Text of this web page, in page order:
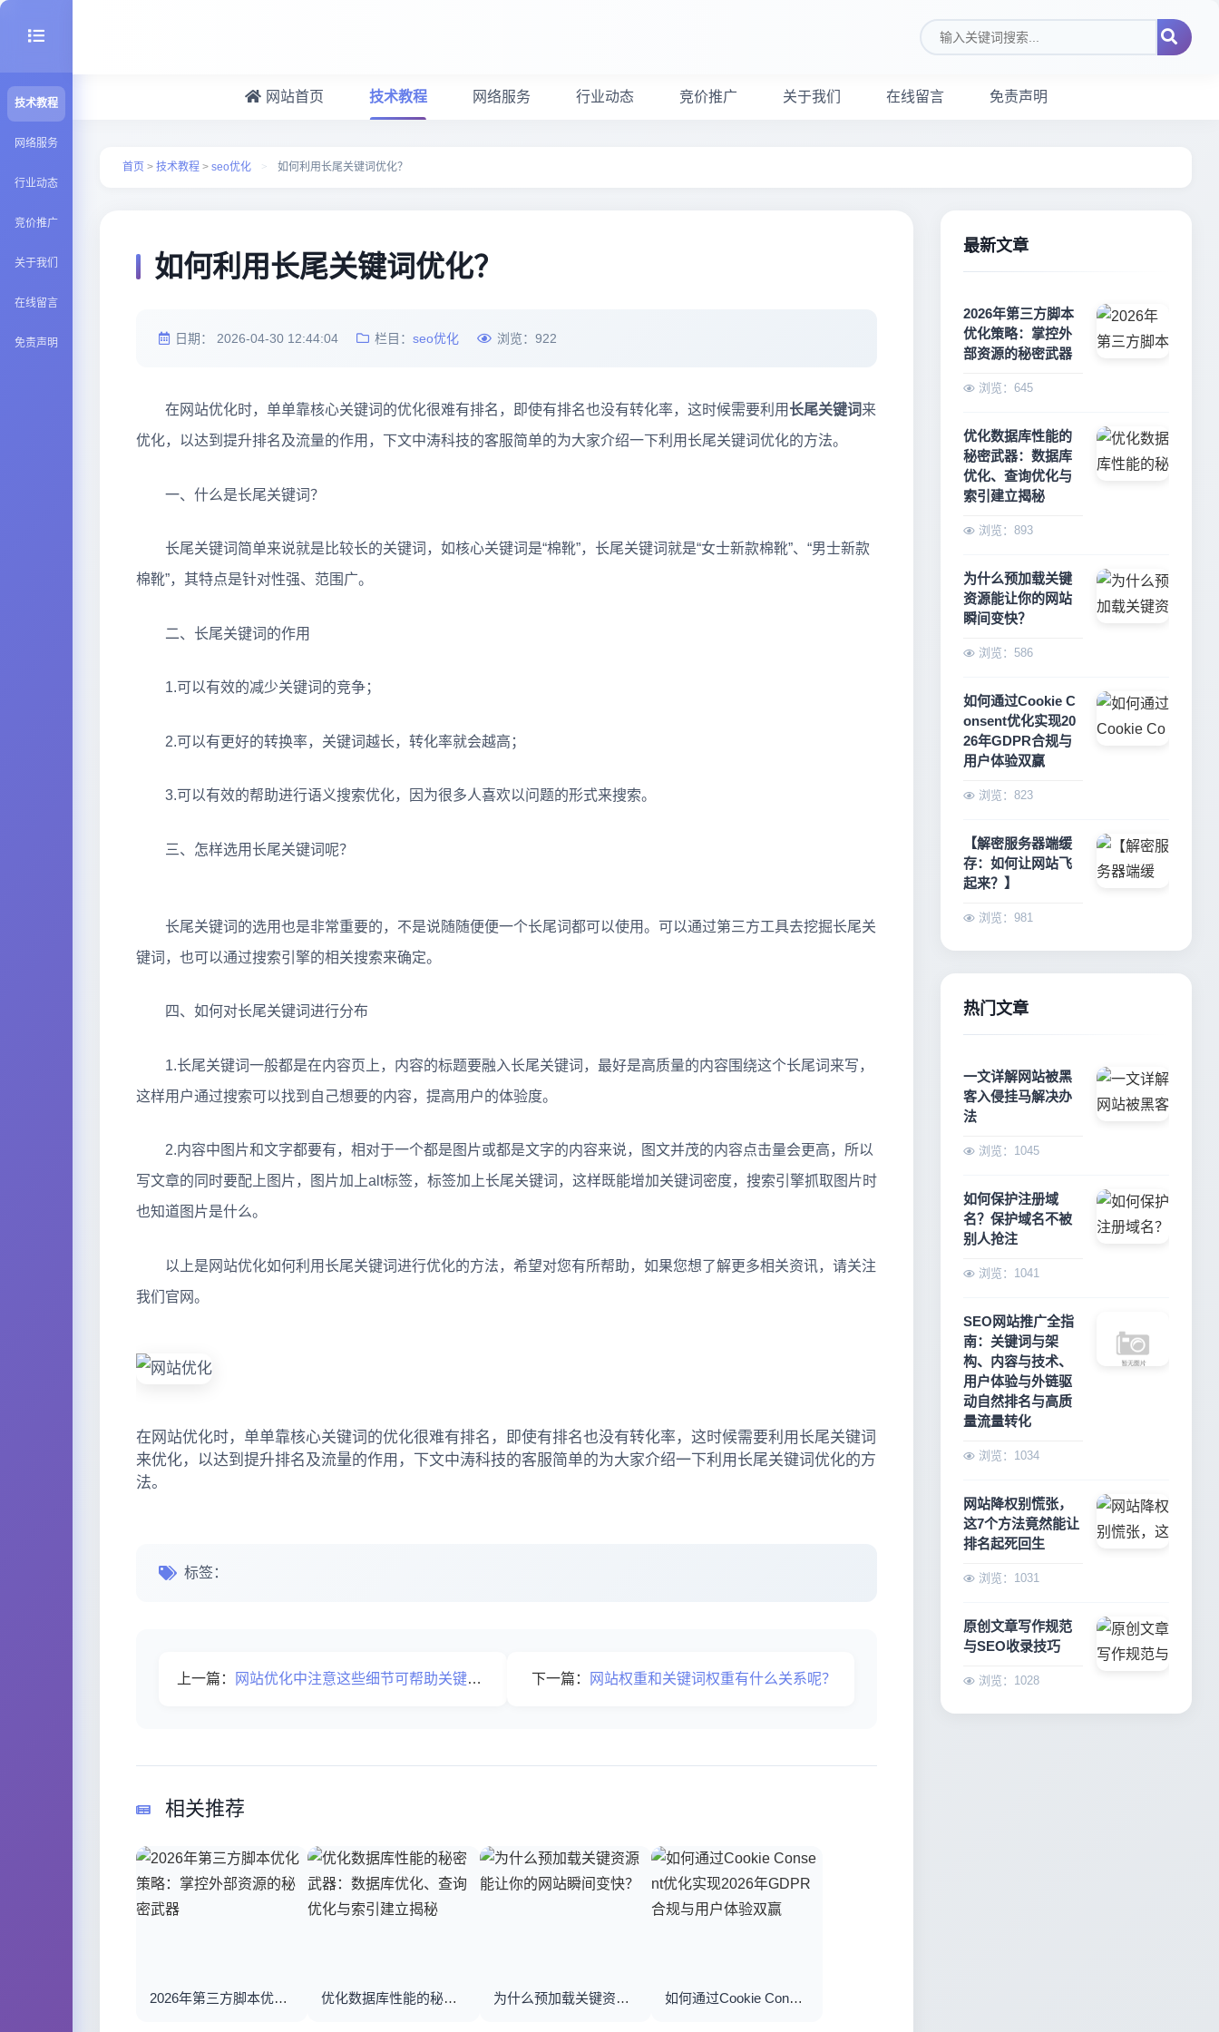
技术教程
seo优化
网络服务
行业动态
竞价推广
关于我们
在线留言
免责声明
搜索关键词
网站首页 技术教程 网络服务 行业动态 竞价推广 关于我们 在线留言 免责声明
首页 > 技术教程 > seo优化 > 如何利用长尾关键词优化？
如何利用长尾关键词优化？
日期： 2026-04-30 12:44:04 栏目： seo优化 浏览： 922
在网站优化时，单单靠核心关键词的优化很难有排名，即使有排名也没有转化率，这时候需要利用 长尾关键词 来
优化，以达到提升排名及流量的作用，下文中涛科技的客服简单的为大家介绍一下利用长尾关键词优化的方法。
一、什么是长尾关键词？
长尾关键词简单来说就是比较长的关键词，如核心关键词是“棉靴”，长尾关键词就是“女士新款棉靴”、“男士新款
棉靴”，其特点是针对性强、范围广。
二、长尾关键词的作用
1.可以有效的减少关键词的竞争；
2.可以有更好的转换率，关键词越长，转化率就会越高；
3.可以有效的帮助进行语义搜索优化，因为很多人喜欢以问题的形式来搜索。
三、怎样选用长尾关键词呢？
长尾关键词的选用也是非常重要的，不是说随随便便一个长尾词都可以使用。可以通过第三方工具去挖掘长尾关
键词，也可以通过搜索引擎的相关搜索来确定。
四、如何对长尾关键词进行分布
1.长尾关键词一般都是在内容页上，内容的标题要融入长尾关键词，最好是高质量的内容围绕这个长尾词来写，
这样用户通过搜索可以找到自己想要的内容，提高用户的体验度。
2.内容中图片和文字都要有，相对于一个都是图片或都是文字的内容来说，图文并茂的内容点击量会更高，所以
写文章的同时要配上图片，图片加上alt标签，标签加上长尾关键词，这样既能增加关键词密度，搜索引擎抓取图片时
也知道图片是什么。
以上是网站优化如何利用长尾关键词进行优化的方法，希望对您有所帮助，如果您想了解更多相关资讯，请关注
我们官网。
在网站优化时，单单靠核心关键词的优化很难有排名，即使有排名也没有转化率，这时候需要利用长尾关键词
来优化，以达到提升排名及流量的作用，下文中涛科技的客服简单的为大家介绍一下利用长尾关键词优化的方
法。
标签：
上一篇： 网站优化中注意这些细节可帮助关键词到首页 下一篇： 网站权重和关键词权重有什么关系呢？
相关推荐
2026年第三方脚本优化策略：掌控外部资源的秘密武器 优化数据库性能的秘密武器：数据库优化、查询优化与索引建立揭秘 为什么预加载关键资源能让你的网站瞬间变快？ 如何通过Cookie Consent优化实现2026年GDPR合规与用户体验双赢
最新文章
2026年第三方脚本
优化策略：掌控外
部资源的秘密武器
浏览：645
优化数据库性能的
秘密武器：数据库
优化、查询优化与
索引建立揭秘
浏览：893
为什么预加载关键
资源能让你的网站
瞬间变快？
浏览：586
如何通过Cookie C
onsent优化实现20
26年GDPR合规与
用户体验双赢
浏览：823
【解密服务器端缓
存：如何让网站飞
起来？】
浏览：981
热门文章
一文详解网站被黑
客入侵挂马解决办
法
浏览：1045
如何保护注册域
名？保护域名不被
别人抢注
浏览：1041
SEO网站推广全指
南：关键词与架
构、内容与技术、
用户体验与外链驱
动自然排名与高质
量流量转化
浏览：1034
网站降权别慌张，
这7个方法竟然能让
排名起死回生
浏览：1031
原创文章写作规范
与SEO收录技巧
浏览：1028